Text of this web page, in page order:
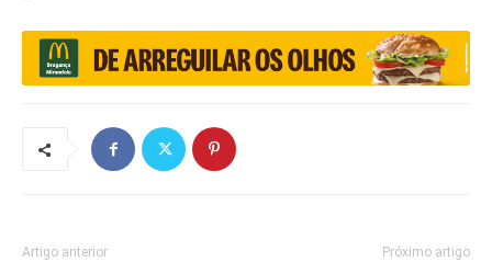
Artigo anterior Próximo artigo